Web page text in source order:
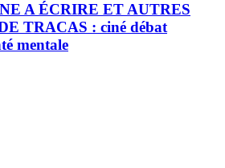
A ÉCRIRE ET AUTRES
TRACAS : ciné débat
mentale